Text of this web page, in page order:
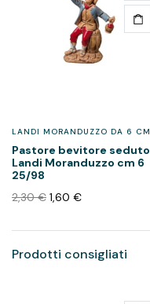
LANDI MORANDUZZO DA 6 CM
Pastore bevitore seduto
Landi Moranduzzo cm 6
25/98
2,30€ 1,60 €
Prodotti consigliati